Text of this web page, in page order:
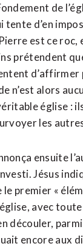
de
tente d’en
est ce roc,
prétendent
d’affirmer
n’est alors
église :
les
ensuite
Jésus
premier «
avec
découler, parmi
encore aux